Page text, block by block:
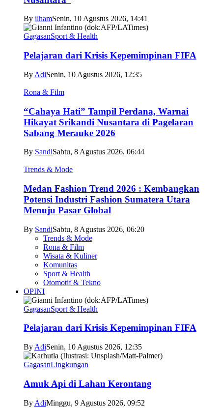
By ilhamSenin, 10 Agustus 2026, 14:41
GagasanSport & Health
Pelajaran dari Krisis Kepemimpinan FIFA
By AdiSenin, 10 Agustus 2026, 12:35
Rona & Film
“Cahaya Hati” Tampil Perdana, Warnai
Hikayat Srikandi Nusantara di Pagelaran
Sabang Merauke 2026
By SandiSabtu, 8 Agustus 2026, 06:44
Trends & Mode
Medan Fashion Trend 2026 : Kembangkan
Potensi Industri Fashion Sumatera Utara
Menuju Pasar Global
By SandiSabtu, 8 Agustus 2026, 06:20
Trends & Mode
Rona & Film
Wisata & Kuliner
Komunitas
Sport & Health
Otomotif & Tekno
OPINI
GagasanSport & Health
Pelajaran dari Krisis Kepemimpinan FIFA
By AdiSenin, 10 Agustus 2026, 12:35
GagasanLingkungan
Amuk Api di Lahan Kerontang
By AdiMinggu, 9 Agustus 2026, 09:52